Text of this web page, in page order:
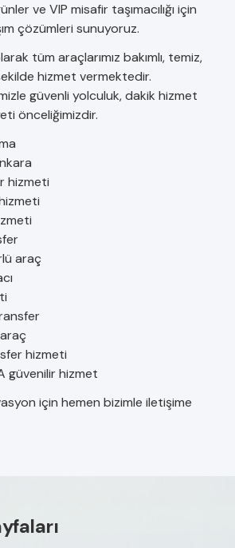
ve VIP misafir taşımacılığı için
çözümleri sunuyoruz.
tüm araçlarımız bakımlı, temiz,
hizmet vermektedir.
güvenli yolculuk, dakik hizmet
önceliğimizdir.
hizmeti
araç
hizmeti
güvenilir hizmet
için hemen bizimle iletişime